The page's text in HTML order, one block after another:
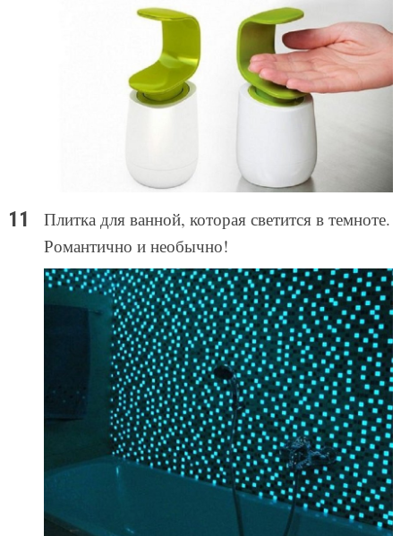
Плитка для ванной, которая светится в темноте.
Романтично и необычно!